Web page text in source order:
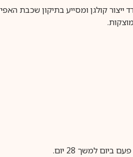
קולגן ומסייע בתיקון שכבת